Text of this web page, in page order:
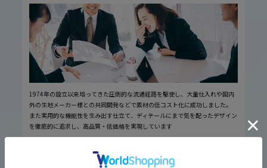
1974年の設立以来培ってきた圧倒的な流通経路を駆使し、大量仕入れや国内
外の生地メーカー様との共同開発などで素材の低コスト化に成功しました。
また実用的な機能性を生み出す仕立て、ディテールにまで気を配ったデザイン
を徹底的に追求し、高品質・低価格を実現しています
厳しい品質管理体制に基づく